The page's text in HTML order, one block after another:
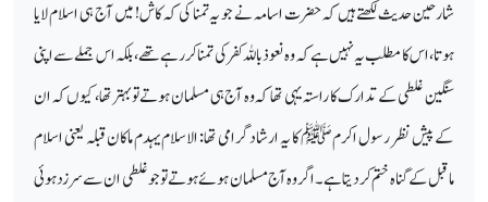
شارحین حدیث لکھتے ہیں کہ حضرت اسامہ نے جو یہ تمنا کی کہ کاش! میں آج ہی اسلام لایا
ہوتا، اس کا مطلب یہ نہیں ہے کہ وہ نعوذ باللہ کفر کی تمنا کررہے تھے، بلکہ اس جملے سے اپنی
سنگین غلطی کے تدارک کا راستہ یہی تھا کہ وہ آج ہی مسلمان ہوتے تو بہتر تھا، کیوں کہ ان
کے پیش نظر رسول اکرم ﷺ کا یہ ارشاد گرامی تھا: الاسلام یہدم ما کان قبلہ یعنی اسلام
ماقبل کے گناہ ختم کردیتا ہے۔ اگر وہ آج مسلمان ہوئے ہوتے تو جو غلطی ان سے سرزد ہوئی